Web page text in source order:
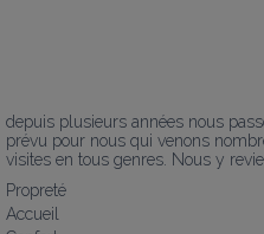
depuis plusieurs années nous
prévu pour nous qui venons
visites en tous genres. Nous y
Propreté
Accueil